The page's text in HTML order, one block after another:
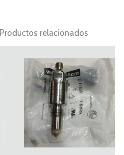
Productos relacionados